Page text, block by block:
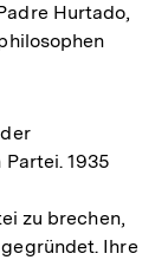
Hurtado,
1935
zu brechen,
Ihre